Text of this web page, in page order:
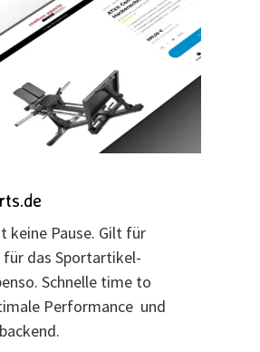
keine Pause. Gilt für
für das Sportartikel-
Schnelle time to
Performance und